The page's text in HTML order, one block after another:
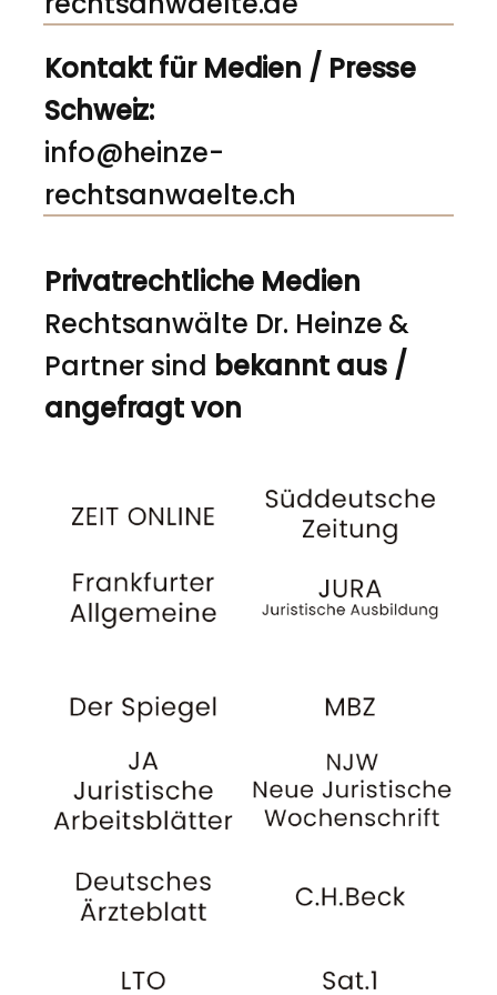
Kontakt für Medien / Presse
Schweiz:
info@heinze-
rechtsanwaelte.ch
Privatrechtliche Medien
Rechtsanwälte Dr. Heinze &
Partner sind bekannt aus /
angefragt von